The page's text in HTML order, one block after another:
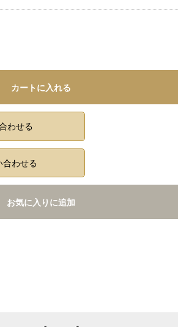
カートに入れる
わせる
合わせる
お気に入りに追加